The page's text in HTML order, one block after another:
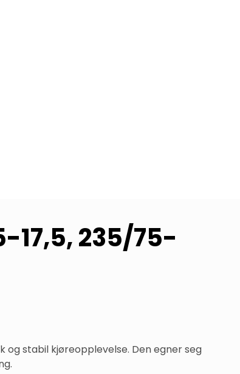
17,5, 235/75-
og stabil kjøreopplevelse. Den egner seg